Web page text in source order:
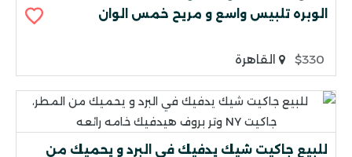
الوبره تلبيس واسع و مريح خمس الوان
$330 القاهرة
للبيع جاكيت شيك يدفيك في البرد و يحميك من